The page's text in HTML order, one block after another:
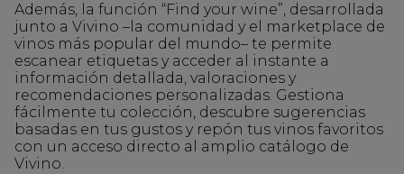
Además, la función “Find your wine”, desarrollada
junto a Vivino –la comunidad y el marketplace de
vinos más popular del mundo– te permite
escanear etiquetas y acceder al instante a
información detallada, valoraciones y
recomendaciones personalizadas. Gestiona
fácilmente tu colección, descubre sugerencias
basadas en tus gustos y repón tus vinos favoritos
con un acceso directo al amplio catálogo de
Vivino.